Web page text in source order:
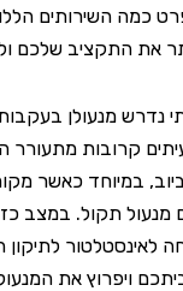
השירותים הללו
התקציב שלכם
מנעולן בעקבות
קרובות מתעורר
כאשר מקור
תקול. במצב כזה,
לתיקון
את המנעול